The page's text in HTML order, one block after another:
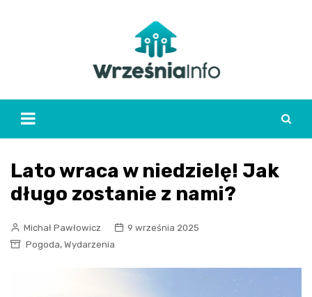
Lato wraca w niedzielę! Jak
długo zostanie z nami?
Michał Pawłowicz
9 września 2025
Pogoda, Wydarzenia